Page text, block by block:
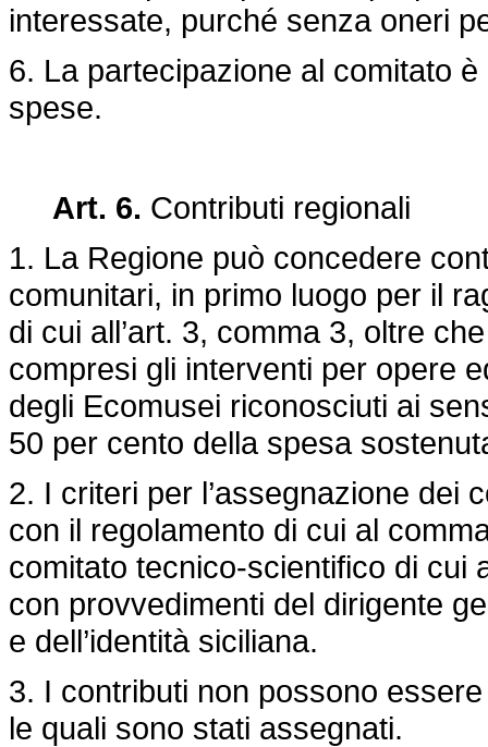
interessate, purché senza oneri
6. La partecipazione al comitato
spese.
Art. 6. Contributi regionali
1. La Regione può concedere
comunitari, in primo luogo per il
di cui all’art. 3, comma 3, oltre
compresi gli interventi per opere
degli Ecomusei riconosciuti ai
50 per cento della spesa
2. I criteri per l’assegnazione dei
con il regolamento di cui al
comitato tecnico-scientifico di cui
con provvedimenti del dirigente
e dell’identità siciliana.
3. I contributi non possono
le quali sono stati assegnati.